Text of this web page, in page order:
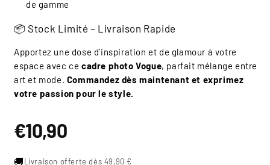
de gamme
📦 Stock Limité – Livraison Rapide
Apportez une dose d’inspiration et de glamour à votre
espace avec ce cadre photo Vogue, parfait mélange entre
art et mode. Commandez dès maintenant et exprimez
votre passion pour le style.
Prix
habituel
€10,90
🚚Livraison offerte dès 49,90 €